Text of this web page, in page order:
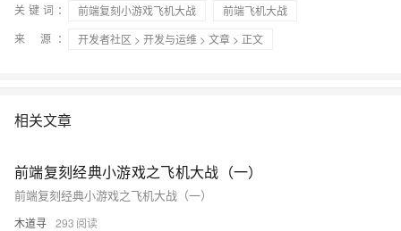
关键词：
前端复刻小游戏飞机大战
前端飞机大战
来 源：
开发者社区 > 开发与运维 > 文章 > 正文
相关文章
前端复刻经典小游戏之飞机大战（一）
前端复刻经典小游戏之飞机大战（一）
木道寻 293